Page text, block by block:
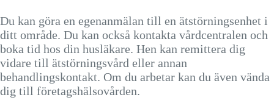
Du kan göra en egenanmälan till en ätstörningsenhet i
ditt område. Du kan också kontakta vårdcentralen och
boka tid hos din husläkare. Hen kan remittera dig
vidare till ätstörningsvård eller annan
behandlingskontakt. Om du arbetar kan du även vända
dig till företagshälsovården.